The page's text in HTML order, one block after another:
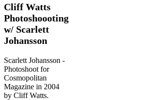
Cliff
Watts
Photoshoooting
w/
Scarlett
Cliff Watts
Photoshoooting
w/ Scarlett
Johansson
Scarlett Johansson -
Photoshoot for
Cosmopolitan
Magazine in 2004
by Cliff Watts.